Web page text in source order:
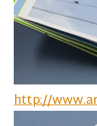
http://